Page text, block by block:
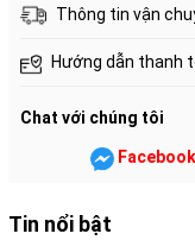
Thông tin vận
Hướng dẫn thanh
Chat với chúng tôi
Facebook
Tin nổi bật